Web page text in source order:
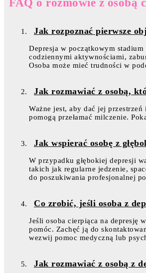
FAQ o rozmowie z osobą
Jak rozpoznać pierwsze
Depresja w początkowym
codziennymi aktywnościami,
Osoba może mieć trudności w
Jak rozmawiać z osobą,
Ważne jest, aby dać jej
pomogą przełamać milczenie.
Jak wspierać osobę z
W przypadku głębokiej depresji
takich jak regularne jedzenie,
do poszukiwania profesjonalnej
Co zrobić, jeśli osoba z
Jeśli osoba cierpiąca na depresję
pomóc. Zachęć ją do
wezwij pomoc medyczną lub
Jak rozmawiać z osobą z